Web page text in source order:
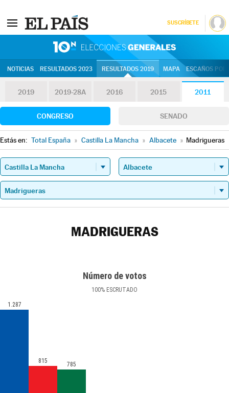
SUSCRÍBETE
NOTICIAS RESULTADOS 2023 RESULTADOS 2019 MAPA ESCAÑOS
2019 2019-28A 2016 2015 2011
CONGRESO SENADO
Estás en: Total España » Castilla La Mancha » Albacete » Madrigueras
MADRIGUERAS
Número de votos
100% ESCRUTADO
1.287
815 785